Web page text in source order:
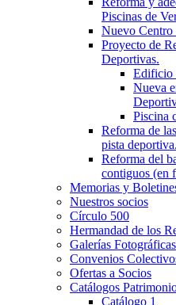
Piscinas de
Nuevo Centro
Proyecto de
Deportivas.
Edificio
Nueva
Piscina
Reforma de
pista
Reforma del
contiguos (en
Memorias y
Nuestros socios
Círculo 500
Hermandad de los
Galerías Fotográficas
Convenios
Ofertas a Socios
Catálogos
Catálogo 1